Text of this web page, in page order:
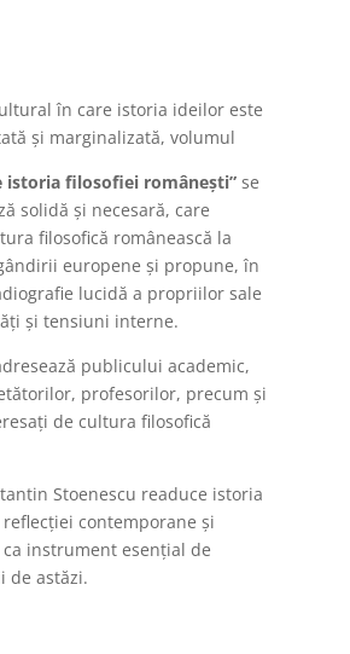
în care istoria ideilor este
și marginalizată, volumul
istoria filosofiei românești” se
solidă și necesară, care
filosofică românească la
europene și propune, în
lucidă a propriilor sale
și tensiuni interne.
publicului academic,
profesorilor, precum și
de cultura filosofică
Stoenescu readuce istoria
contemporane și
instrument esențial de
de astăzi.